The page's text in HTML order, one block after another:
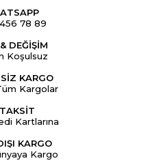
78 89
DEĞİŞİM
Koşulsuz
KARGO
Kargolar
Kartlarına
KARGO
Kargo